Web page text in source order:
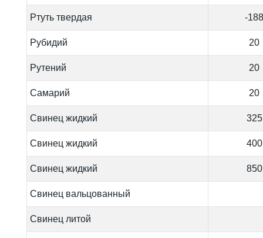
Ртуть твердая -188
Рубидий 20
Рутений 20
Самарий 20
Свинец жидкий 325
Свинец жидкий 400
Свинец жидкий 850
Свинец вальцованный
Свинец литой